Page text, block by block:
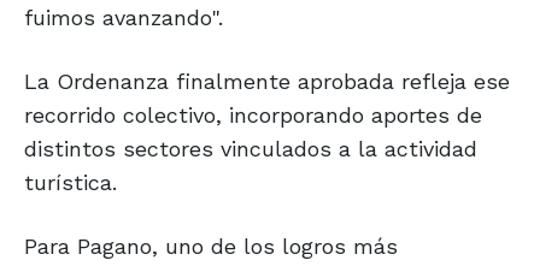
fuimos avanzando".
La Ordenanza finalmente aprobada refleja ese
recorrido colectivo, incorporando aportes de
distintos sectores vinculados a la actividad
turística.
Para Pagano, uno de los logros más